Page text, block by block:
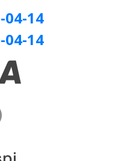
04-14
04-14